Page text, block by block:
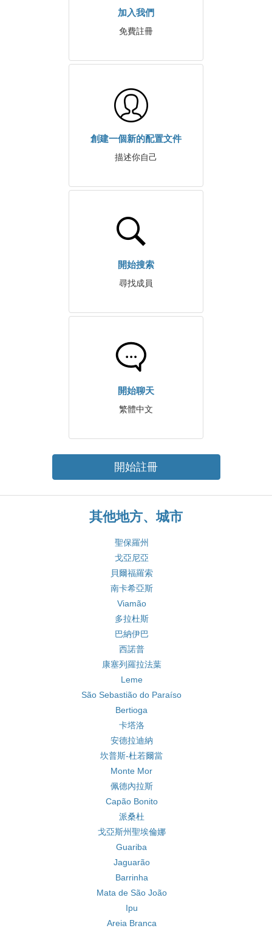
加入我們
免費註冊
創建一個新的配置文件
描述你自己
開始搜索
尋找成員
開始聊天
繁體中文
開始註冊
其他地方、城市
聖保羅州
戈亞尼亞
貝爾福羅索
南卡希亞斯
Viamão
多拉杜斯
巴納伊巴
西諾普
康塞列羅拉法葉
Leme
São Sebastião do Paraíso
Bertioga
卡塔洛
安德拉迪納
坎普斯-杜若爾當
Monte Mor
佩德內拉斯
Capão Bonito
派桑杜
戈亞斯州聖埃倫娜
Guariba
Jaguarão
Barrinha
Mata de São João
Ipu
Areia Branca